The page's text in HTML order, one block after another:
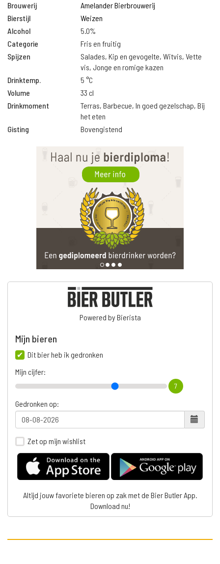
Brouwerij
Amelander Bierbrouwerij
Bierstijl
Weizen
Alcohol
5.0%
Categorie
Fris en fruitig
Spijzen
Salades, Kip en gevogelte, Witvis, Vette
vis, Jonge en romige kazen
Drinktemp.
5 °C
Volume
33 cl
Drinkmoment
Terras, Barbecue, In goed gezelschap, Bij
het eten
Gisting
Bovengistend
Powered by Bierista
Mijn bieren
Dit bier heb ik gedronken
Mijn cijfer:
7
Gedronken op:
Zet op mijn wishlist
Altijd jouw favoriete bieren op zak met de Bier Butler App.
Download nu!